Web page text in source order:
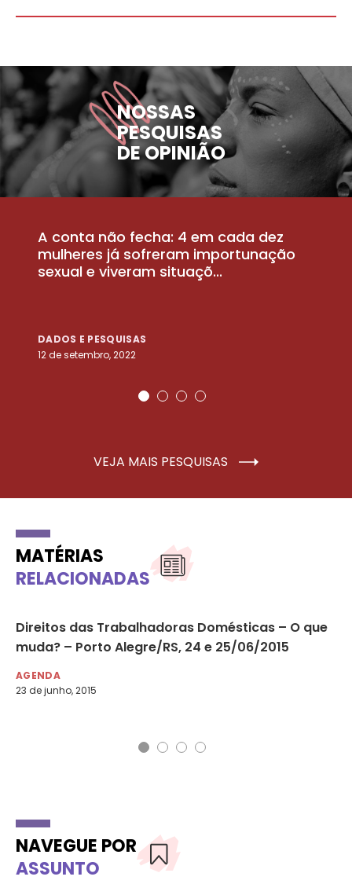
NOSSAS
PESQUISAS
DE OPINIÃO
A conta não fecha: 4 em cada dez
mulheres já sofreram importunação
sexual e viveram situaçõ...
DADOS E PESQUISAS
12 de setembro, 2022
VEJA MAIS PESQUISAS
MATÉRIAS
RELACIONADAS
Direitos das Trabalhadoras Domésticas – O que
muda? – Porto Alegre/RS, 24 e 25/06/2015
AGENDA
23 de junho, 2015
NAVEGUE POR
ASSUNTO